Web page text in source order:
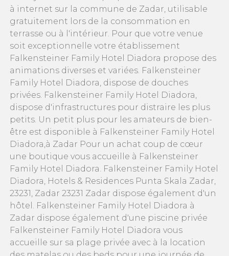
à internet sur la commune de Zadar, utilisable
gratuitement lors de la consommation en
terrasse ou à l'intérieur. Pour que votre venue
soit exceptionnelle votre établissement
Falkensteiner Family Hotel Diadora propose des
animations diverses et variées. Falkensteiner
Family Hotel Diadora, dispose de douches
privées. Falkensteiner Family Hotel Diadora,
dispose d'infrastructures pour distraire les plus
petits. Un petit plus pour les amateurs de bien-
être est disponible à Falkensteiner Family Hotel
Diadora,à Zadar Pour un achat coup de cœur
une boutique vous accueille à Falkensteiner
Family Hotel Diadora. Falkensteiner Family Hotel
Diadora, Hotels & Residences Punta Skala Zadar,
23231, Zadar 23231 Zadar dispose également d'un
hôtel. Falkensteiner Family Hotel Diadora à
Zadar dispose également d'une piscine privée
Falkensteiner Family Hotel Diadora vous
accueille sur sa plage privée avec à la location